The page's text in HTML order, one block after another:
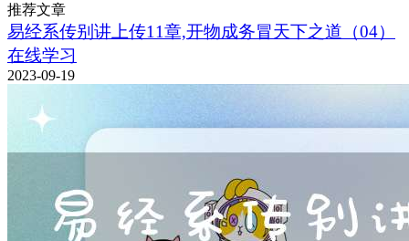
推荐文章
易经系传别讲上传11章,开物成务冒天下之道（04）
在线学习
2023-09-19